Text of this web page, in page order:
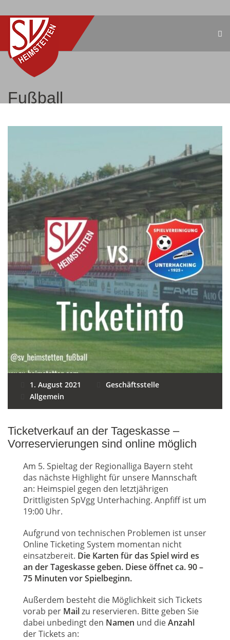
Fußball
1. August 2021
Geschäftsstelle
Allgemein
Ticketverkauf an der Tageskasse –
Vorreservierungen sind online möglich
Am 5. Spieltag der Regionalliga Bayern steht
das nächste Highlight für unsere Mannschaft
an: Heimspiel gegen den letztjährigen
Drittligisten SpVgg Unterhaching. Anpfiff ist um
19:00 Uhr.
Aufgrund von technischen Problemen ist unser
Online Ticketing System momentan nicht
einsatzbereit. Die Karten für das Spiel wird es
an der Tageskasse geben. Diese öffnet ca. 90 –
75 Minuten vor Spielbeginn.
Außerdem besteht die Möglichkeit sich Tickets
vorab per Mailzu reservieren. Bitte geben Sie
dabei unbedingt den Namen und dieAnzahl
der Tickets an: